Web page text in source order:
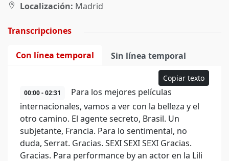
Localización: Madrid
Transcripciones
Con línea temporal Sin línea temporal
Copiar texto
00:00 - 02:31
Para los mejores películas
internacionales, vamos a ver con la belleza y el
otro camino. El agente secreto, Brasil. Un
subjetante, Francia. Para lo sentimental, no
duda, Serrat. Gracias. SEXI SEXI SEXI Gracias.
Gracias. Para performance by an actor en la Lili